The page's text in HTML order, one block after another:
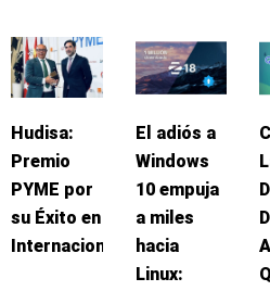
Hudisa:
Premio
PYME por
su Éxito en
Internacionalización
El adiós a
Windows
10 empuja
a miles
hacia
Linux: